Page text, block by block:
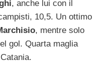
, anche lui con il
10,5. Un ottimo
, mentre solo
gol. Quarta maglia